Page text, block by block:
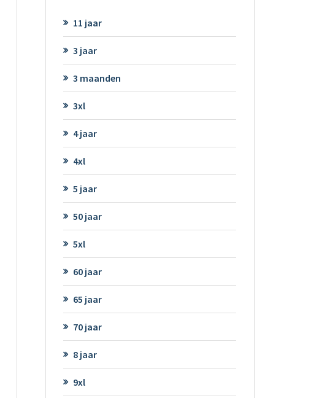
11 jaar
3 jaar
3 maanden
3xl
4 jaar
4xl
5 jaar
50 jaar
5xl
60 jaar
65 jaar
70 jaar
8 jaar
9xl